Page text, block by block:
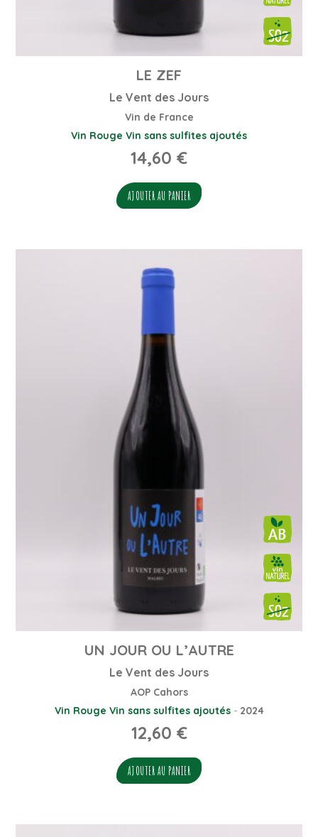
LE ZEF
Le Vent des Jours
Vin de France
Vin Rouge Vin sans sulfites ajoutés
14,60 €
AJOUTER AU PANIER
UN JOUR OU L’AUTRE
Le Vent des Jours
AOP Cahors
Vin Rouge Vin sans sulfites ajoutés- 2024
12,60 €
AJOUTER AU PANIER